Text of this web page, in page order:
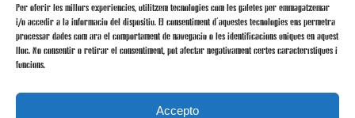
Per oferir les millors experiències, utilitzem tecnologies com les galetes per emmagatzemar
i/o accedir a la informació del dispositiu. El consentiment d'aquestes tecnologies ens permetrà
processar dades com ara el comportament de navegació o les identificacions úniques en aquest
lloc. No consentir o retirar el consentiment, pot afectar negativament certes característiques i
funcions.
Accepto